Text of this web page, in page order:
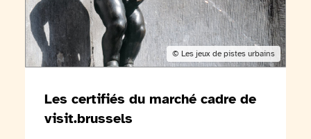
Copyright:
© Les jeux de pistes urbains
Les certifiés du marché cadre de
visit.brussels